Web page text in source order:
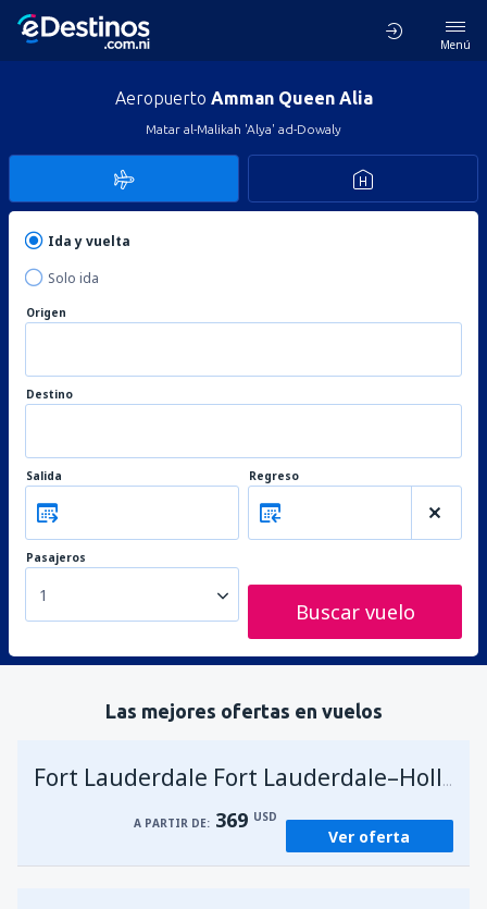
Menú
Aeropuerto Amman Queen Alia
Matar al-Malikah 'Alya' ad-Dowaly
Ida y vuelta
Solo ida
Origen
Destino
Salida Regreso
Pasajeros
1
Buscar vuelo
Las mejores ofertas en vuelos
Fort Lauderdale Fort Lauderdale–Hollywood Intl Airport
A PARTIR DE: 369 USD
Ver oferta